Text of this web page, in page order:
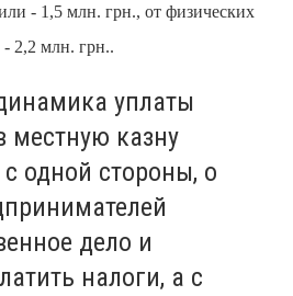
- 1,5 млн. грн., от физических
2,2 млн. грн..
уплаты
местную казну
с одной стороны, о
дело и
налоги, а с